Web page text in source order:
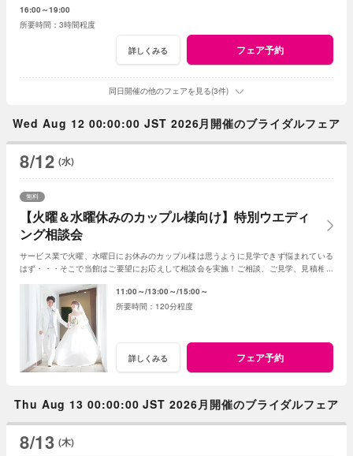
16:00～19:00
3時間程度
詳しくみる フェア予約
同日開催の他のフェアを見る(3件)
Wed Aug 12 00:00:00 JST 2026月開催のブライダルフェア
8/12 (水)
【火曜＆水曜休みのカップル様向け】特別ウエディ
ング相談会
無料
サービス業で火曜、水曜日にお休みのカップル様は思うように見学できず悩まれている
はず・・・そこで当館はご要望にお応えして相談会を実施！ご相談、ご見学、見積相談
11:00～ 13:00～ 15:00～
120分程度
詳しくみる フェア予約
Thu Aug 13 00:00:00 JST 2026月開催のブライダルフェア
8/13 (木)